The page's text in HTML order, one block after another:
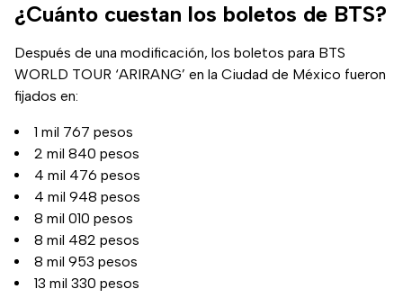
¿Cuánto cuestan los boletos de BTS?
Después de una modificación, los boletos para BTS
WORLD TOUR ‘ARIRANG’ en la Ciudad de México fueron
fijados en:
1 mil 767 pesos
2 mil 840 pesos
4 mil 476 pesos
4 mil 948 pesos
8 mil 010 pesos
8 mil 482 pesos
8 mil 953 pesos
13 mil 330 pesos